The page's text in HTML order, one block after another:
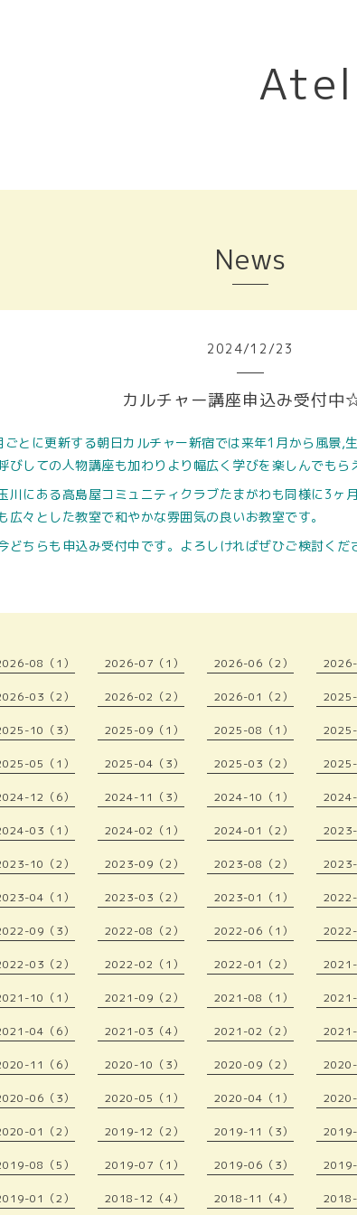
News
2024/12 /23
カルチャー講座申込み受付中
ごとに更新する朝日カルチャー新宿では来年1月から風景,
びしての人物講座も加わりより幅広く学びを楽しんでもら
川にある高島屋コミュニティクラブたまがわも同様に3ヶ
広々とした教室で和やかな雰囲気の良いお教室です。
どちらも申込み受付中です。よろしければぜひご検討くだ
08（1） 2026-07（1） 2026-06（2） 2026-
03（2） 2026-02（2） 2026-01（2） 2025-
10（3） 2025-09（1） 2025-08（1） 2025-
05（1） 2025-04（3） 2025-03（2） 2025-
12（6） 2024-11（3） 2024-10（1） 2024-
03（1） 2024-02（1） 2024-01（2） 2023-
10（2） 2023-09（2） 2023-08（2） 2023-
04（1） 2023-03（2） 2023-01（1） 2022-
09（3） 2022-08（2） 2022-06（1） 2022-
03（2） 2022-02（1） 2022-01（2） 2021-
10（1） 2021-09（2） 2021-08（1） 2021-
04（6） 2021-03（4） 2021-02（2） 2021-
11（6） 2020-10（3） 2020-09（2） 2020-
06（3） 2020-05（1） 2020-04（1） 2020-
01（2） 2019-12（2） 2019-11（3） 2019-
08（5） 2019-07（1） 2019-06（3） 2019-
01（2） 2018-12（4） 2018-11（4） 2018-